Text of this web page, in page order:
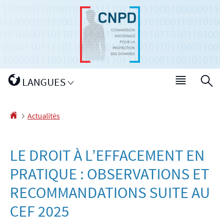
Changer
LANGUES
Menu
Accueil
Actualités
LE DROIT À L’EFFACEMENT EN
PRATIQUE : OBSERVATIONS ET
RECOMMANDATIONS SUITE AU
CEF 2025